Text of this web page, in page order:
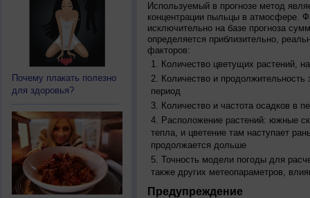
Почему плакать полезно
для здоровья?
Используемый в прогнозе метод
концентрации пыльцы в атмосфере.
исключительно на базе прогноза
определяется приблизительно,
факторов:
Количество цветущих растений,
Количество и продолжительность
период
Количество и частота осадков в
Расположение растений: южные
тепла, и цветение там наступает
продолжается дольше
Точность модели погоды для
также других метеопараметров,
Предупреждение